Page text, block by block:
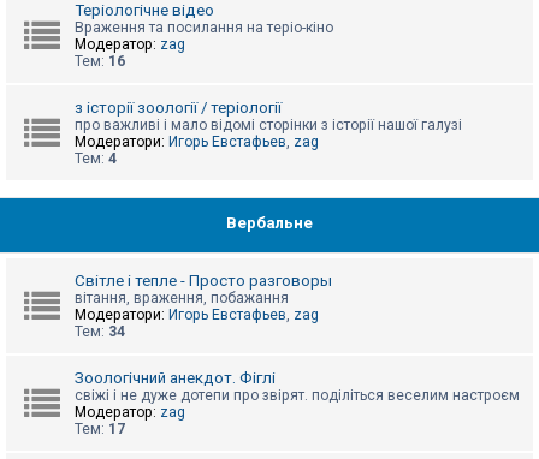
Теріологічне відео
Враження та посилання на теріо-кіно
Модератор: zag
Тем: 16
з історії зоології / теріології
про важливі і мало відомі сторінки з історії нашої галузі
Модератори: Игорь Евстафьев, zag
Тем: 4
Вербальне
Світле і тепле - Просто разговоры
вітання, враження, побажання
Модератори: Игорь Евстафьев, zag
Тем: 34
Зоологічний анекдот. Фіглі
свіжі і не дуже дотепи про звірят. поділіться веселим настроєм
Модератор: zag
Тем: 17